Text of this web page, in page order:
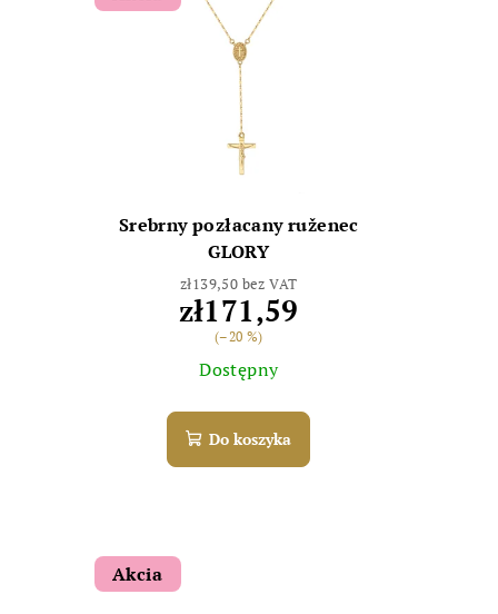
Srebrny pozłacany ruženec
GLORY
zł139,50 bez VAT
zł171,59
(–20 %)
Dostępny
Do koszyka
Akcia